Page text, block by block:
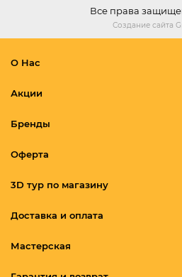
Все права
Создание сайта
О Нас
Акции
Бренды
Оферта
3D тур по магазину
Доставка и оплата
Мастерская